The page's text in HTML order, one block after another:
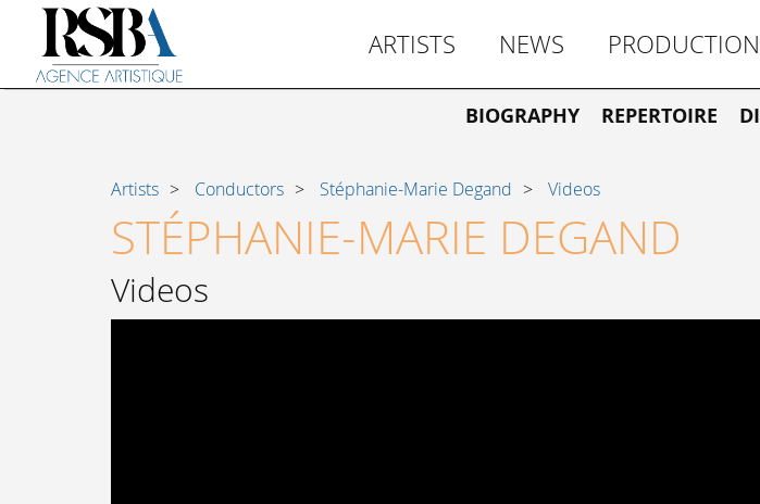
ARTISTS NEWS
BIOGRAPHY REPERTOIRE
Artists Conductors Stéphanie-Marie Degand Videos
STÉPHANIE-MARIE DEGAND
Videos